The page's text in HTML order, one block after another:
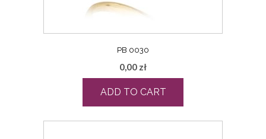
PB 0030
0,00 zł
ADD TO CART